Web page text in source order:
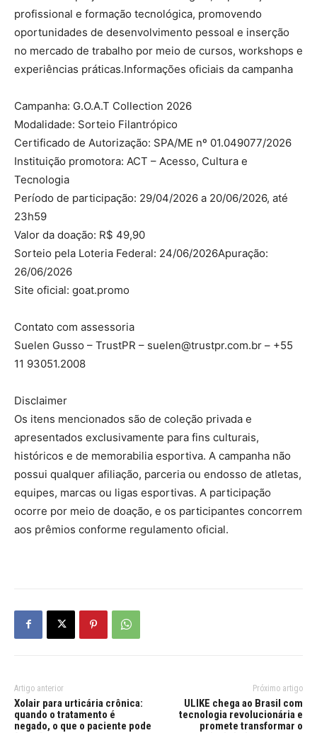
profissional e formação tecnológica, promovendo
oportunidades de desenvolvimento pessoal e inserção
no mercado de trabalho por meio de cursos, workshops e
experiências práticas.Informações oficiais da campanha
Campanha: G.O.A.T Collection 2026
Modalidade: Sorteio Filantrópico
Certificado de Autorização: SPA/ME nº 01.049077/2026
Instituição promotora: ACT – Acesso, Cultura e
Tecnologia
Período de participação: 29/04/2026 a 20/06/2026, até
23h59
Valor da doação: R$ 49,90
Sorteio pela Loteria Federal: 24/06/2026Apuração:
26/06/2026
Site oficial: goat.promo
Contato com assessoria
Suelen Gusso – TrustPR – suelen@trustpr.com.br – +55
11 93051.2008
Disclaimer
Os itens mencionados são de coleção privada e
apresentados exclusivamente para fins culturais,
históricos e de memorabilia esportiva. A campanha não
possui qualquer afiliação, parceria ou endosso de atletas,
equipes, marcas ou ligas esportivas. A participação
ocorre por meio de doação, e os participantes concorrem
aos prêmios conforme regulamento oficial.
Artigo anterior
Xolair para urticária crônica:
quando o tratamento é
negado, o que o paciente pode
Próximo artigo
ULIKE chega ao Brasil com
tecnologia revolucionária e
promete transformar o